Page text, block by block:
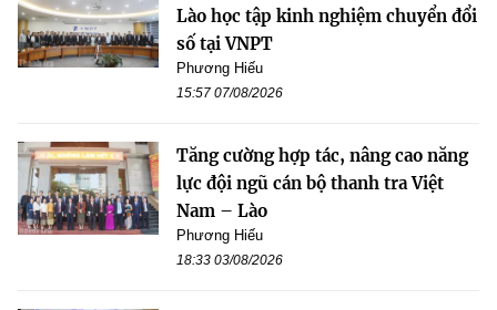
Lào học tập kinh nghiệm chuyển đổi
số tại VNPT
Phương Hiếu
15:57 07/08/2026
Tăng cường hợp tác, nâng cao năng
lực đội ngũ cán bộ thanh tra Việt
Nam – Lào
Phương Hiếu
18:33 03/08/2026